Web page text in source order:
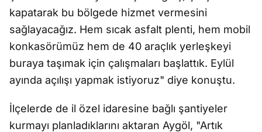
kapatarak bu bölgede hizmet vermesini
sağlayacağız. Hem sıcak asfalt plenti, hem mobil
konkasörümüz hem de 40 araçlık yerleşkeyi
buraya taşımak için çalışmaları başlattık. Eylül
ayında açılışı yapmak istiyoruz" diye konuştu.
İlçelerde de il özel idaresine bağlı şantiyeler
kurmayı planladıklarını aktaran Aygöl, "Artık